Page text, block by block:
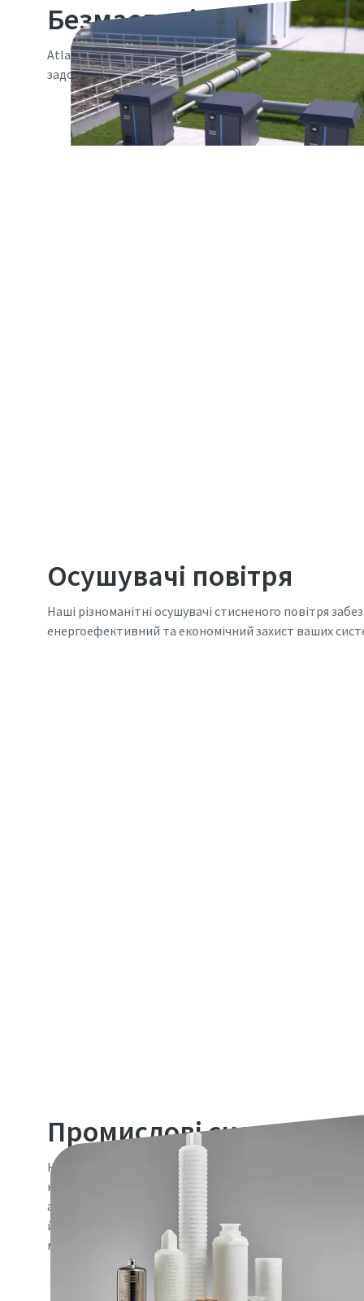
Безмасляні
Atlas Copco пропонує широкий асортимент 100 %
задоволення усіх потреб у стисненому повітрі
Осушувачі повітря
Наші різноманітні осушувачі стисненого повітря
енергоефективний та економічний захист ваших
Промислові системи
Наше портфоліо капсульних фільтрів,
корпусів для промислових систем фільтрації
асортимент промислових фільтрів і задовольняє
й очищенні підприємств харчової промисловості та
мікроелектроніки, а також фармацевтичної,